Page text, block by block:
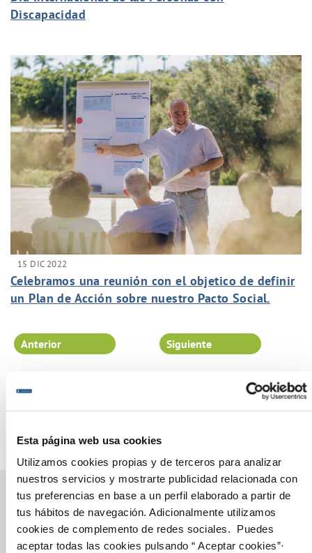
Esta página web usa cookies
Utilizamos cookies propias y de terceros para analizar
nuestros servicios y mostrarte publicidad relacionada con
tus preferencias en base a un perfil elaborado a partir de
tus hábitos de navegación. Adicionalmente utilizamos
cookies de complemento de redes sociales. Puedes
aceptar todas las cookies pulsando “ Aceptar cookies”·
Discapacidad
15 DIC 2022
Celebramos una reunión con el objetico de definir
un Plan de Acción sobre nuestro Pacto Social.
Página 18 de 102
Anterior Siguiente
Gestiones Online